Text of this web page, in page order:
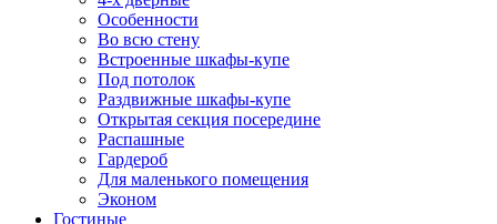
Особенности
Во всю стену
Встроенные шкафы-купе
Под потолок
Раздвижные шкафы-купе
Открытая секция посередине
Распашные
Гардероб
Для маленького помещения
Эконом
Гостиные